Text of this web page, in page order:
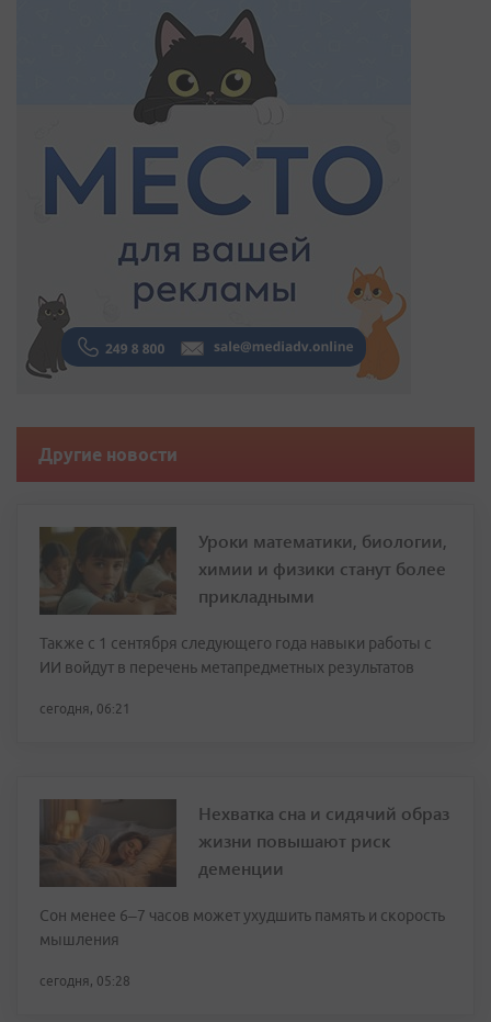
Другие новости
Уроки математики, биологии,
химии и физики станут более
прикладными
Также с 1 сентября следующего года навыки работы с
ИИ войдут в перечень метапредметных результатов
сегодня, 06:21
Нехватка сна и сидячий образ
жизни повышают риск
деменции
Сон менее 6–7 часов может ухудшить память и скорость
мышления
сегодня, 05:28